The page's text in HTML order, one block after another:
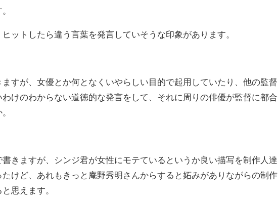
ットしたら違う言葉を発言していそうな印象があります。
すが、女優とか何となくいやらしい目的で起用していたり、他の監督
けのわからない道徳的な発言をして、それに周りの俳優が監督に都合
きますが、シンジ君が女性にモテているというか良い描写を制作人達
けど、あれもきっと 庵野秀明さんからすると妬みがありながらの制作
思えます。